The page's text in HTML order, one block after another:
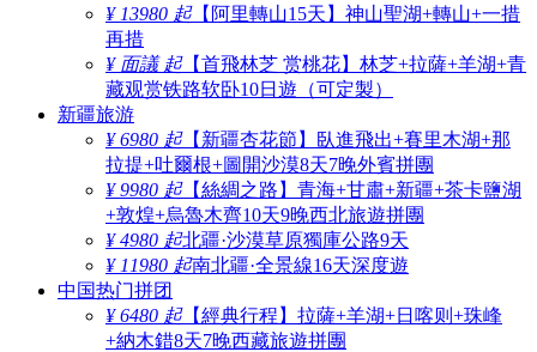
¥ 13980 起【阿里轉山15天】神山聖湖+轉山+一措
再措
¥ 面議 起【首飛林芝 赏桃花】林芝+拉薩+羊湖+青
藏观赏铁路软卧10日遊（可定製）
新疆旅游
¥ 6980 起【新疆杏花節】臥進飛出+賽里木湖+那
拉提+吐爾根+圖開沙漠8天7晚外賓拼團
¥ 9980 起【絲綢之路】青海+甘肅+新疆+茶卡鹽湖
+敦煌+烏魯木齊10天9晚西北旅遊拼團
¥ 4980 起北疆·沙漠草原獨庫公路9天
¥ 11980 起南北疆·全景線16天深度遊
中国热门拼团
¥ 6480 起【經典行程】拉薩+羊湖+日喀则+珠峰
+納木錯8天7晚西藏旅遊拼團